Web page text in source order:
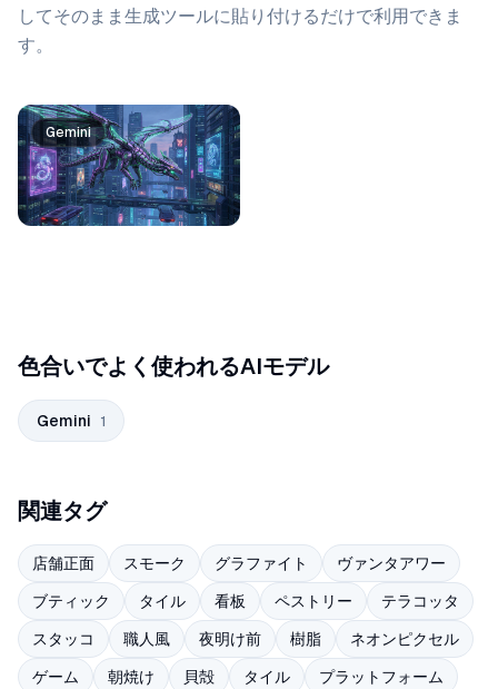
してそのまま生成ツールに貼り付けるだけで利用できま
す。
プロンプト一覧
Gemini
色合いでよく使われるAIモデル
Gemini 1
関連タグ
店舗正面 スモーク グラファイト
ヴァンタアワー
ブティック
タイル 看板 ペストリー
テラコッタ
スタッコ
職人風 夜明け前 樹脂
ネオンピクセル
ゲーム
朝焼け 貝殻 タイル
プラットフォーム